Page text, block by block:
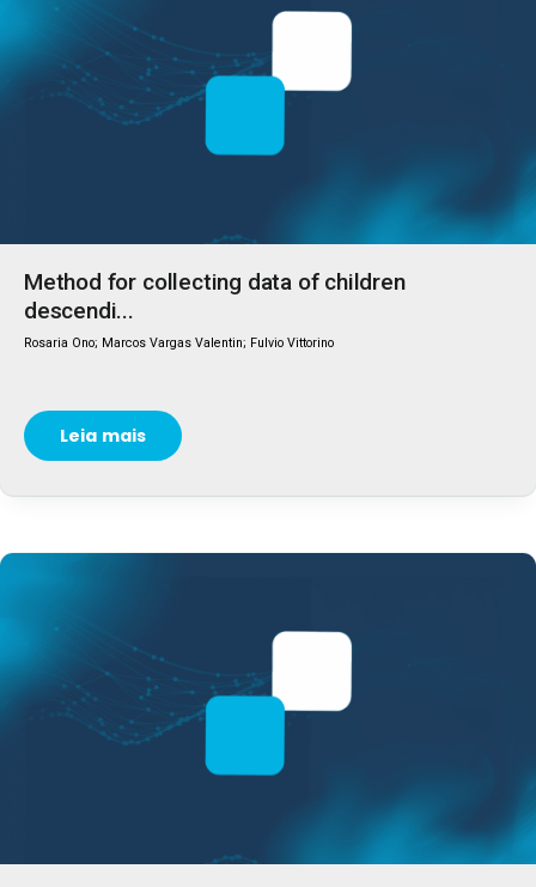
Method for collecting data of children
descendi...
Rosaria Ono; Marcos Vargas Valentin; Fulvio Vittorino
Leia mais